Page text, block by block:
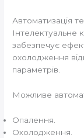
Автоматизація
Інтелектуальне
забезпечує
охолодження
параметрів.
Можливе
Опалення.
Охолодження.